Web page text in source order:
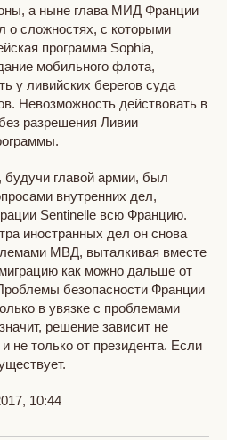
а ныне глава МИД Франции
о сложностях, с которыми
программа Sophia,
мобильного флота,
у ливийских берегов суда
Невозможность действовать в
разрешения Ливии
будучи главой армии, был
внутренних дел,
Sentinelle всю Францию.
иностранных дел он снова
МВД, выталкивая вместе
как можно дальше от
безопасности Франции
в увязке с проблемами
решение зависит не
не только от президента. Если
10:44